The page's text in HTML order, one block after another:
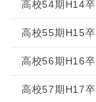
高校54期H14卒
高校55期H15卒
高校56期H16卒
高校57期H17卒